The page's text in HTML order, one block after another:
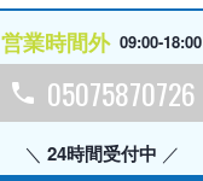
営業時間外 09:00-18:00
05075870726
24時間受付中